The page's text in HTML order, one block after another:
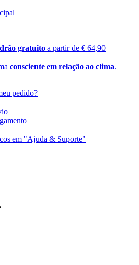
gratuito a partir de € 64,90
consciente em relação ao clima.
pedido?
em "Ajuda & Suporte"